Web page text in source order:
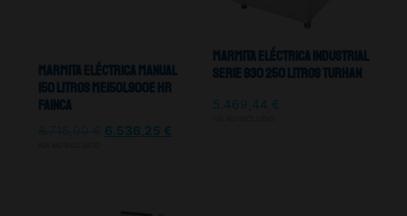
Marmita Eléctrica Manual
150 Litros ME150L900E HR
Fainca
6.536,25 €
Marmita Eléctrica Industrial
Serie 930 250 Litros TURHAN
5.469,44 €